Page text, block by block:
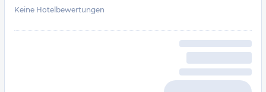
Keine Hotelbewertungen